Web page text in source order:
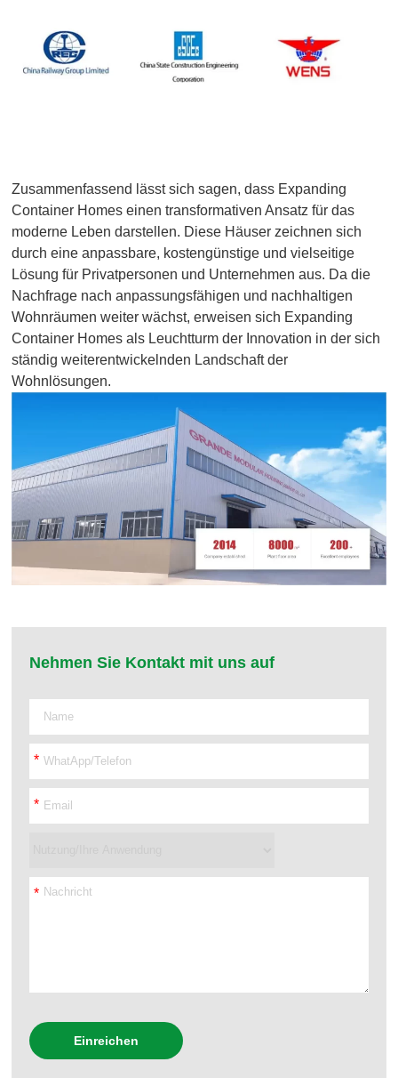
Zusammenfassend lässt sich sagen, dass Expanding
Container Homes einen transformativen Ansatz für das
moderne Leben darstellen. Diese Häuser zeichnen sich
durch eine anpassbare, kostengünstige und vielseitige
Lösung für Privatpersonen und Unternehmen aus. Da die
Nachfrage nach anpassungsfähigen und nachhaltigen
Wohnräumen weiter wächst, erweisen sich Expanding
Container Homes als Leuchtturm der Innovation in der sich
ständig weiterentwickelnden Landschaft der
Wohnlösungen.
Nehmen Sie Kontakt mit uns auf
*
*
*
Einreichen